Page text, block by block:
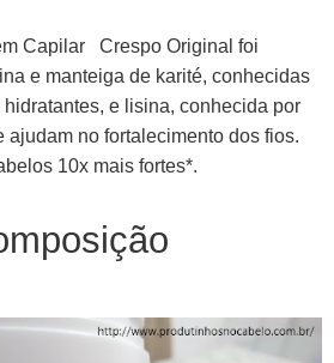
Capilar
Crespo Original foi
e manteiga de karité, conhecidas
e lisina, conhecida por
ajudam no fortalecimento dos fios.
10x mais fortes*.